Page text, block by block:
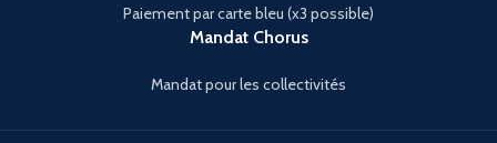
Paiement par carte bleu (x3 possible)
Mandat Chorus
Mandat pour les collectivités